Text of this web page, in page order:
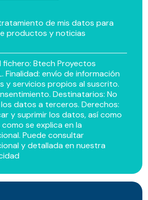
de mis datos para
productos y noticias
fichero: Btech Proyectos
Finalidad: envío de información
y servicios propios al suscrito.
Destinatarios: No
datos a terceros. Derechos:
y suprimir los datos, así como
se explica en la
Puede consultar
y detallada en nuestra